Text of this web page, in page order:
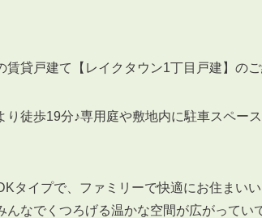
3POINT空室解消!3つ
物件プロモーション
貸戸建て【レイクタウン1丁目戸建】のご
徒歩19分♪専用庭や敷地内に駐車スペー
タイプで、ファミリーで快適にお住まい
んなでくつろげる温かな空間が広がってい